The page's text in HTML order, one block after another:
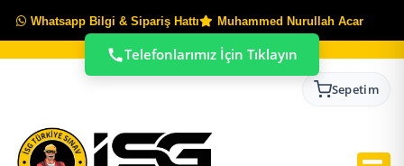
Whatsapp Bilgi & Sipariş Hattı Muhammed Nurullah Acar
Sepetim
Telefonlarımız İçin Tıklayın